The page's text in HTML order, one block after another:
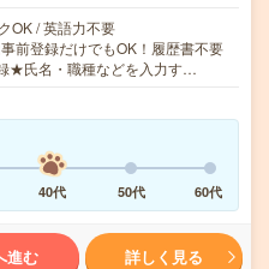
OK / 英語力不要
前登録だけでもOK！履歴書不要
★氏名・職種などを入力す…
40代 50代 60代
進む 詳しく見る